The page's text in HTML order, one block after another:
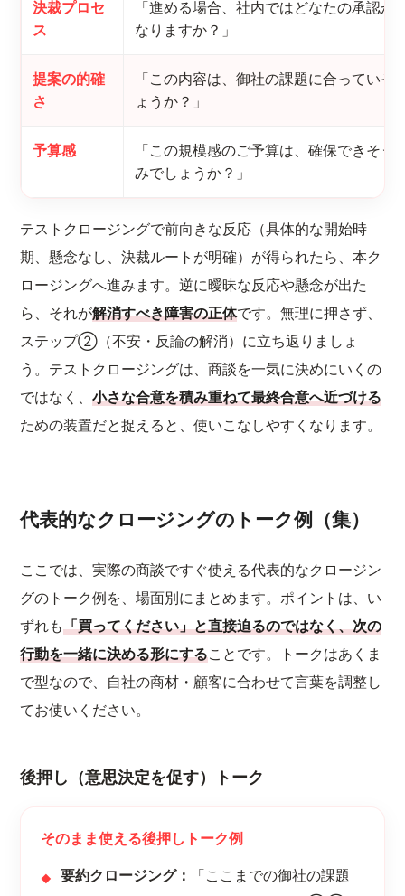
決裁プロセ
ス
「進める場合、社内ではどなたの承認が
なりますか？」
提案の的確
さ
「この内容は、御社の課題に合っていそ
ょうか？」
予算感
「この規模感のご予算は、確保できそう
みでしょうか？」
テストクロージングで前向きな反応（具体的な開始時
期、懸念なし、決裁ルートが明確）が得られたら、本ク
ロージングへ進みます。逆に曖昧な反応や懸念が出た
ら、それが解消すべき障害の正体です。無理に押さず、
ステップ②（不安・反論の解消）に立ち返りましょ
う。テストクロージングは、商談を一気に決めにいくの
ではなく、小さな合意を積み重ねて最終合意へ近づける
ための装置だと捉えると、使いこなしやすくなります。
代表的なクロージングのトーク例（集）
ここでは、実際の商談ですぐ使える代表的なクロージン
グのトーク例を、場面別にまとめます。ポイントは、い
ずれも「買ってください」と直接迫るのではなく、次の
行動を一緒に決める形にすることです。トークはあくま
で型なので、自社の商材・顧客に合わせて言葉を調整し
てお使いください。
後押し（意思決定を促す）トーク
そのまま使える後押しトーク例
要約クロージング：
「ここまでの御社の課題